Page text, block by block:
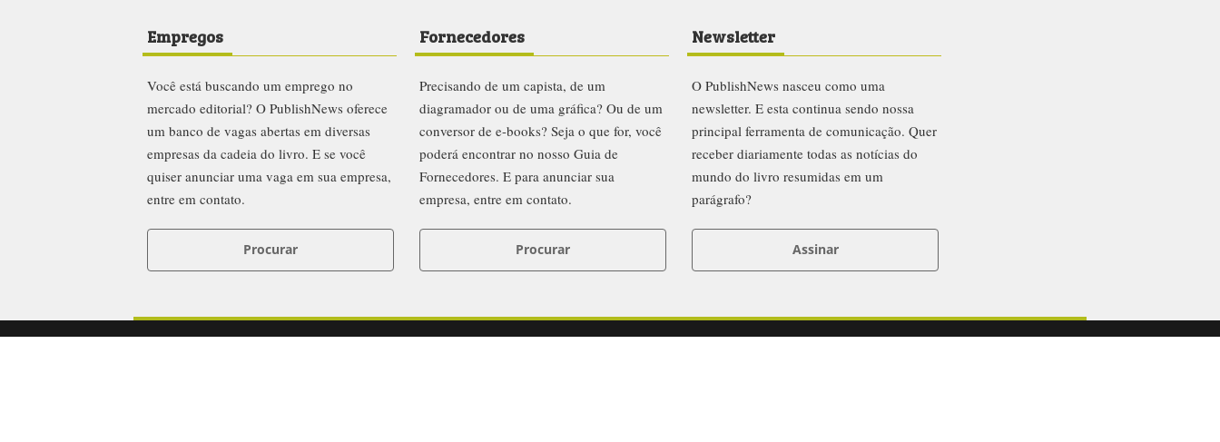
Empregos
Você está buscando um emprego no
mercado editorial? O PublishNews oferece
um banco de vagas abertas em diversas
empresas da cadeia do livro. E se você
quiser anunciar uma vaga em sua empresa,
entre em contato.
Procurar
Fornecedores
Precisando de um capista, de um
diagramador ou de uma gráfica? Ou de um
conversor de e-books? Seja o que for, você
poderá encontrar no nosso Guia de
Fornecedores. E para anunciar sua
empresa, entre em contato.
Procurar
Newsletter
O PublishNews nasceu como uma
newsletter. E esta continua sendo nossa
principal ferramenta de comunicação. Quer
receber diariamente todas as notícias do
mundo do livro resumidas em um
parágrafo?
Assinar